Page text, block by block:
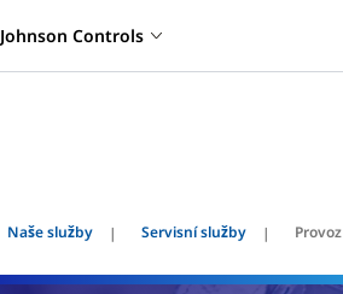
Controls
Naše služby Servisní služby Provoz